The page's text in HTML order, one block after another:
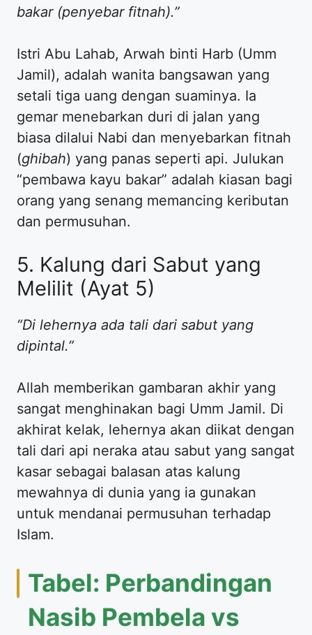
bakar (penyebar fitnah).”
Istri Abu Lahab, Arwah binti Harb (Umm
Jamil), adalah wanita bangsawan yang
setali tiga uang dengan suaminya. Ia
gemar menebarkan duri di jalan yang
biasa dilalui Nabi dan menyebarkan fitnah
(ghibah) yang panas seperti api. Julukan
“pembawa kayu bakar” adalah kiasan bagi
orang yang senang memancing keributan
dan permusuhan.
5. Kalung dari Sabut yang
Melilit (Ayat 5)
“Di lehernya ada tali dari sabut yang
dipintal.”
Allah memberikan gambaran akhir yang
sangat menghinakan bagi Umm Jamil. Di
akhirat kelak, lehernya akan diikat dengan
tali dari api neraka atau sabut yang sangat
kasar sebagai balasan atas kalung
mewahnya di dunia yang ia gunakan
untuk mendanai permusuhan terhadap
Islam.
Tabel: Perbandingan
Nasib Pembela vs